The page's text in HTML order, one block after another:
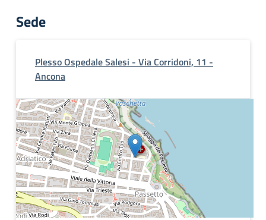
Sede
Plesso Ospedale Salesi - Via Corridoni, 11 -
Ancona